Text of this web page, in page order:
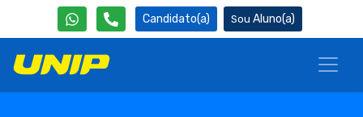
Candidato(a) Aluno(a)